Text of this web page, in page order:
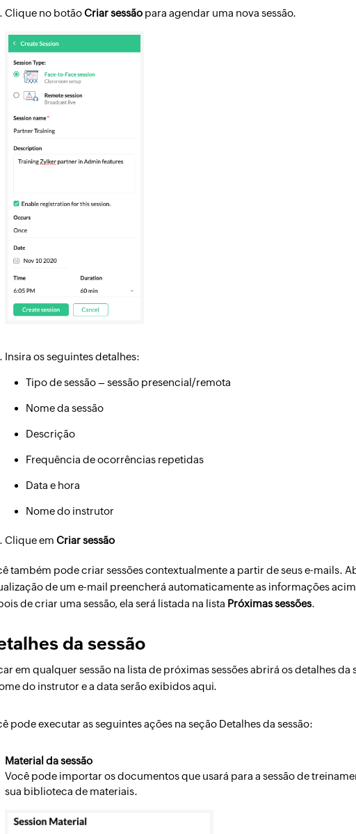
Clique no botãoCriar sessão para agendar uma nova sessão.
Insira os seguintes detalhes:
Tipo de sessão – sessão presencial/remota
Nome da sessão
Descrição
Frequência de ocorrências repetidas
Data e hora
Nome do instrutor
Clique emCriar sessão
também pode criar sessões contextualmente a partir de seus e-mails.
de um e-mail preencherá automaticamente as informações
de criar uma sessão, ela será listada na lista Próximas sessões.
da sessão
em qualquer sessão na lista de próximas sessões abrirá os detalhes
do instrutor e a data serão exibidos aqui.
pode executar as seguintes ações na seção Detalhes da sessão:
Material da sessão
Você pode importar os documentos que usará para a sessão de
sua biblioteca de materiais.